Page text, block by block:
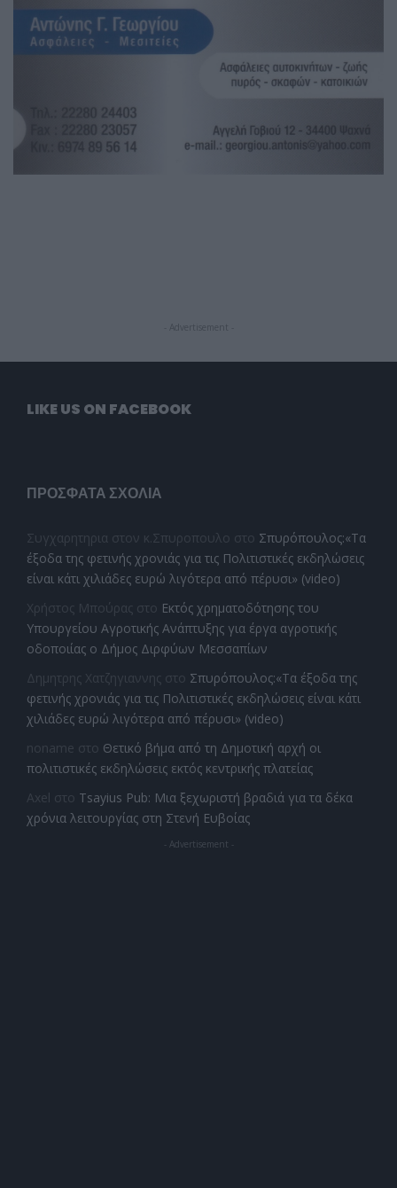
- Advertisement -
LIKE US ON FACEBOOK
ΠΡΌΣΦΑΤΑ ΣΧΌΛΙΑ
Συγχαρητηρια στον κ.Σπυροπουλο στο Σπυρόπουλος:«Τα
έξοδα της φετινής χρονιάς για τις Πολιτιστικές εκδηλώσεις
είναι κάτι χιλιάδες ευρώ λιγότερα από πέρυσι» (video)
Χρήστος Μπούρας στο Εκτός χρηματοδότησης του
Υπουργείου Αγροτικής Ανάπτυξης για έργα αγροτικής
οδοποιίας ο Δήμος Διρφύων Μεσσαπίων
Δημητρης Χατζηγιαννης στο Σπυρόπουλος:«Τα έξοδα της
φετινής χρονιάς για τις Πολιτιστικές εκδηλώσεις είναι κάτι
χιλιάδες ευρώ λιγότερα από πέρυσι» (video)
noname στο Θετικό βήμα από τη Δημοτική αρχή οι
πολιτιστικές εκδηλώσεις εκτός κεντρικής πλατείας
Axel στο Tsayius Pub: Μια ξεχωριστή βραδιά για τα δέκα
χρόνια λειτουργίας στη Στενή Ευβοίας
- Advertisement -